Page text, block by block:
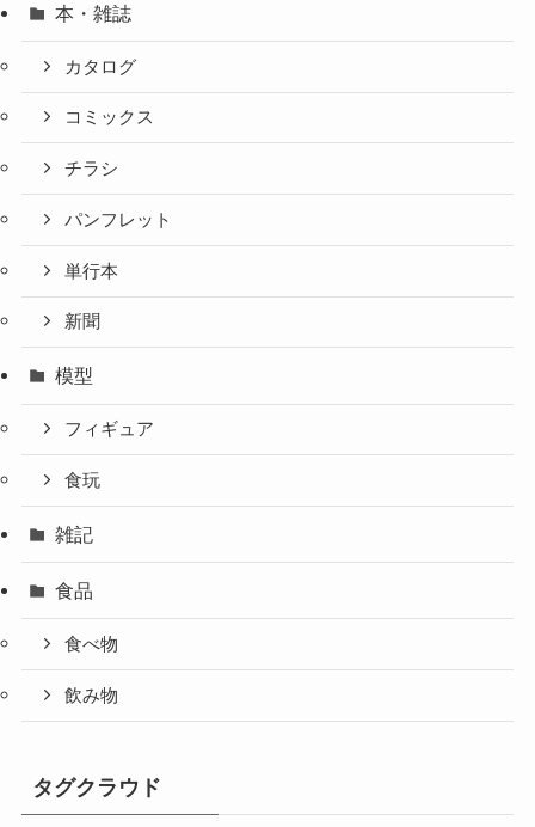
本・雑誌
カタログ
コミックス
チラシ
パンフレット
単行本
新聞
模型
フィギュア
食玩
雑記
食品
食べ物
飲み物
タグクラウド